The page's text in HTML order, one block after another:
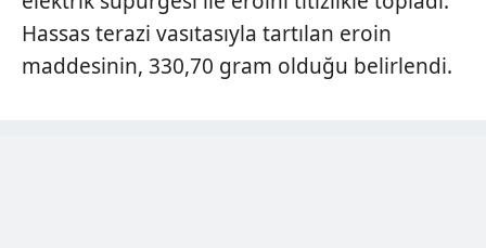
almak için lütfentıklayınız
Hassas terazi vasıtasıyla tartılan eroin
maddesinin, 330,70 gram olduğu belirlendi.